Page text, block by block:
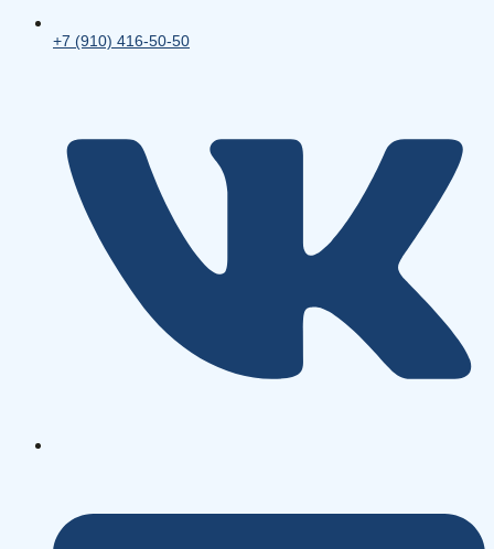
+7 (910) 416-50-50